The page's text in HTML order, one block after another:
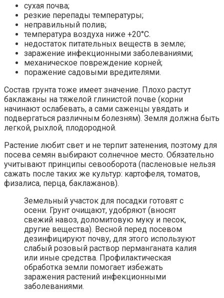
сухая почва;
резкие перепады температуры;
неправильный полив;
температура воздуха ниже +20°С.
недостаток питательных веществ в земле;
заражение инфекционными заболеваниями;
механическое повреждение корней;
поражение садовыми вредителями.
Состав грунта тоже имеет значение. Плохо растут
баклажаны на тяжелой глинистой почве (корни
начинают ослабевать, а сами саженцы увядать и
подвергаться различным болезням). Земля должна быть
легкой, рыхлой, плодородной.
Растение любит свет и не терпит затенения, поэтому для
посева семян выбирают солнечное место. Обязательно
учитывают принципы севооборота (пасленовые нельзя
сажать после таких же культур: картофеля, томатов,
физалиса, перца, баклажанов).
Земельный участок для посадки готовят с
осени. Грунт очищают, удобряют (вносят
свежий навоз, доломитовую муку и песок,
другие вещества). Весной перед посевом
дезинфицируют почву, для этого используют
слабый розовый раствор перманганата калия
или иные средства. Профилактическая
обработка земли помогает избежать
заражения растений инфекционными
заболеваниями.